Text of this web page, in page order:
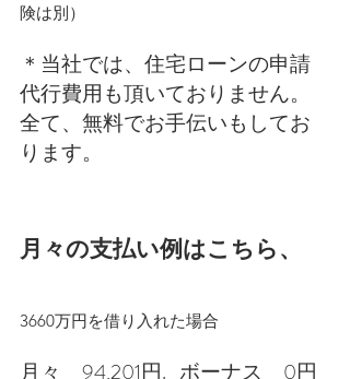
険は別）
＊当社では、住宅ローンの申請
代行費用も頂いておりません。
全て、無料でお手伝いもしてお
ります。
月々の支払い例はこちら、
3660万円を借り入れた場合
月々　94,201円.   ボーナス　0円